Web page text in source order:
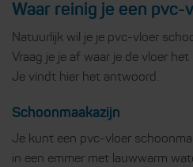
Waar reinig je een pvc-
Natuurlijk wil je je pvc-vloer
Vraag je je af waar je de vloer
Je vindt hier het antwoord.
Schoonmaakazijn
Je kunt een pvc-vloer
in een emmer met lauwwarm